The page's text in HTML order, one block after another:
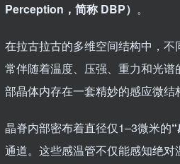
Perception，简称 DBP） 。
在拉古拉古的多维空间结构中，
常伴随着温度、压强、重力和光
部晶体内存在一套精妙的感应微结
晶脊内部密布着直径仅1–3微米的
通道。这些感温管不仅能感知绝对